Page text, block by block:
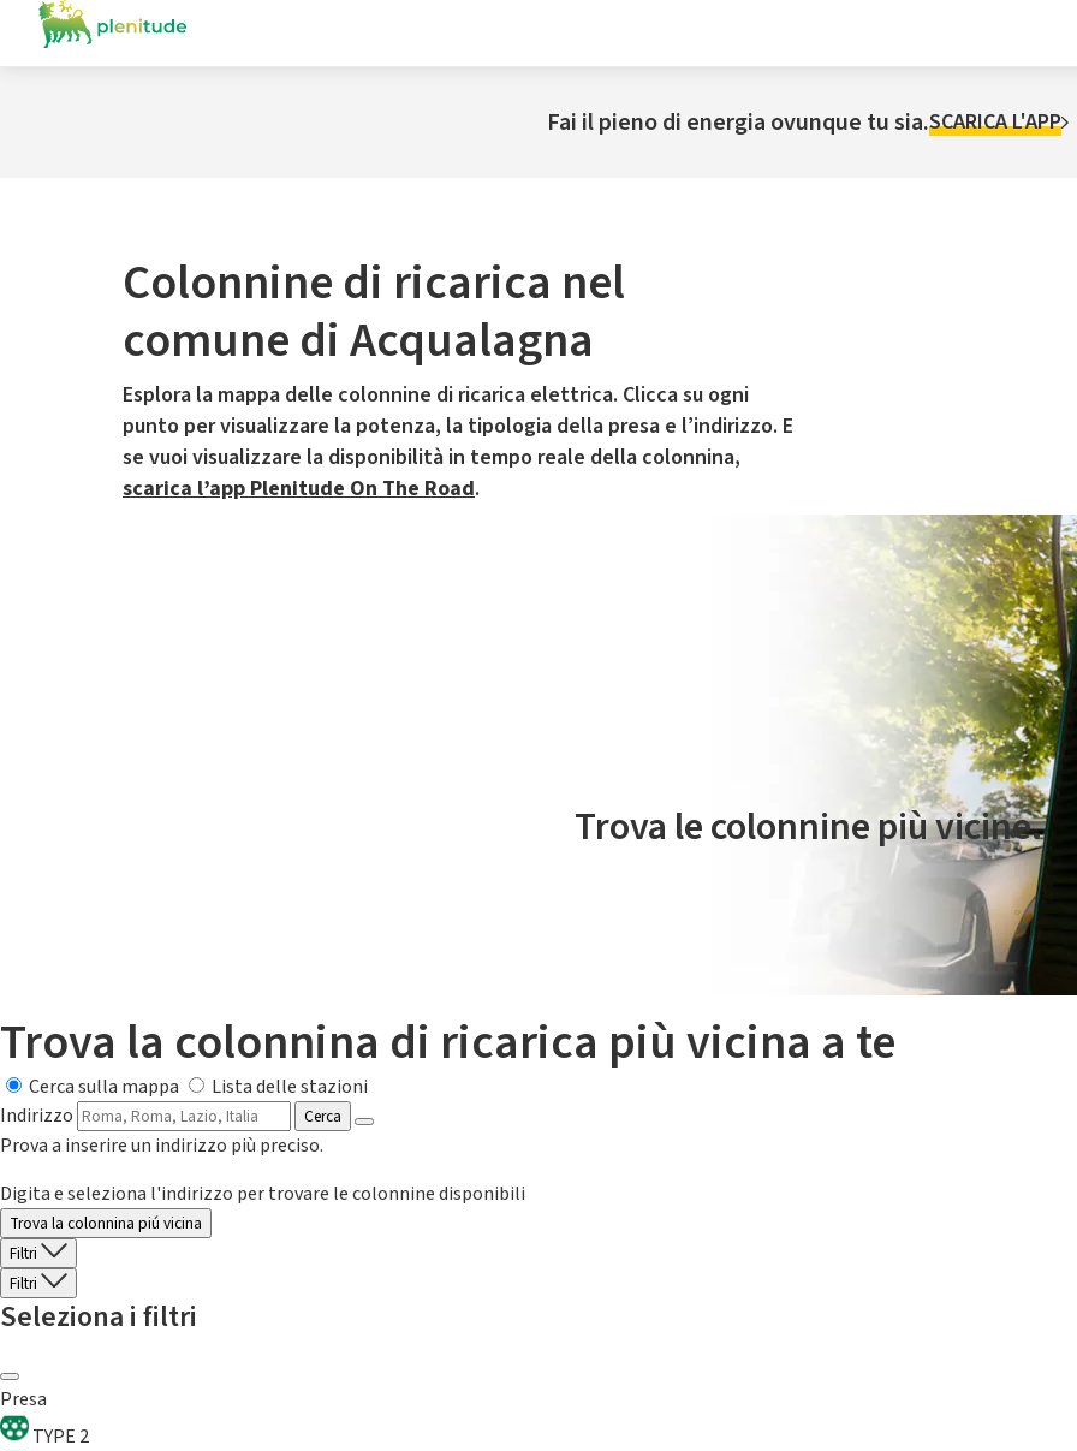
Fai il pieno di energia ovunque tu sia.SCARICA L'APP
Colonnine di ricarica nel
comune di Acqualagna
Esplora la mappa delle colonnine di ricarica elettrica. Clicca su ogni
punto per visualizzare la potenza, la tipologia della presa e l’indirizzo. E
se vuoi visualizzare la disponibilità in tempo reale della colonnina,
scarica l’app Plenitude On The Road.
Il servizio di mobilità elettrica è gestito da Plenitude On The Road
Trova le colonnine più vicine.
Trova la colonnina di ricarica più vicina a te
Cerca sulla mappa
Lista delle stazioni
Indirizzo
Cerca
Prova a inserire un indirizzo più preciso.
Digita e seleziona l'indirizzo per trovare le colonnine disponibili
Trova la colonnina piú vicina
Filtri
Filtri
Seleziona i filtri
Presa
TYPE 2